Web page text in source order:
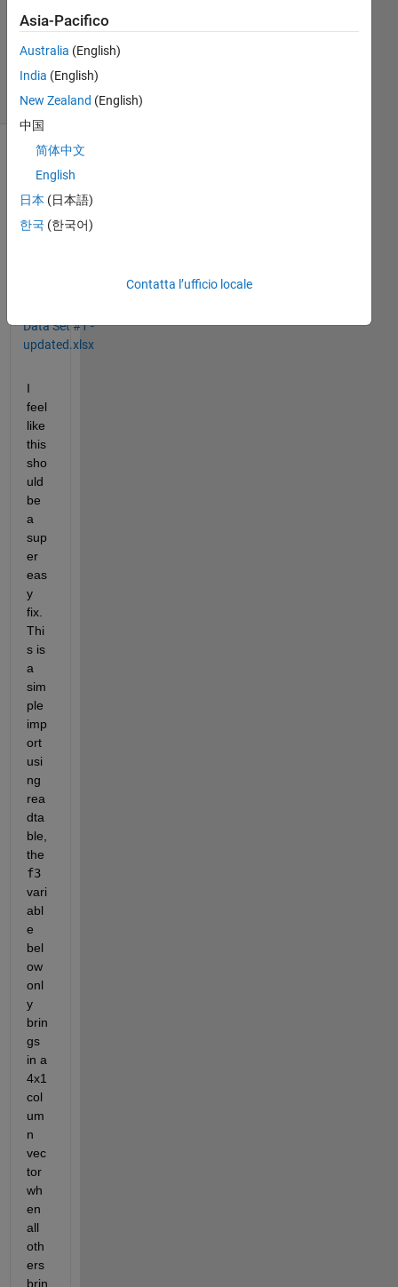
24 Nov
7
Visualizzazioni
(30 giorni)
Data Set #1 -
updated.xlsx
I
feel
like
this
sho
uld
be
a
sup
er
eas
y
fix.
Thi
s is
a
sim
ple
imp
ort
usi
ng
rea
dta
ble,
f3
vari
abl
e
bel
ow
onl
y
brin
gs
in a
4x1
col
um
n
vec
tor
wh
en
all
oth
ers
brin
Asia-Pacifico
Australia (English)
India (English)
New Zealand (English)
中国
简体中文
English
日本 (日本語)
한국 (한국어)
Contatta l’ufficio locale